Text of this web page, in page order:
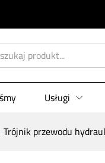
Usługi
Trójnik przewodu